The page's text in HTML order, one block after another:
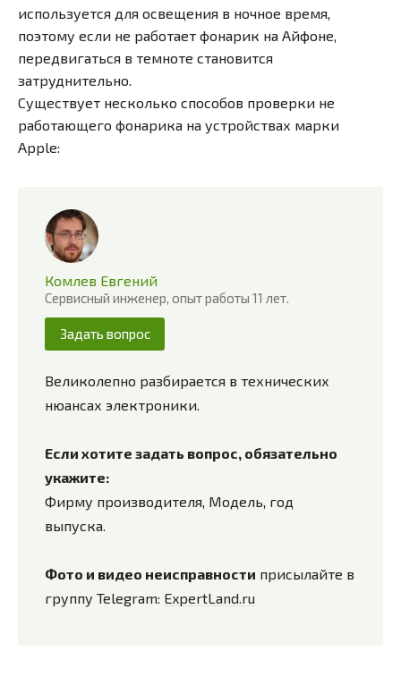
используется для освещения в ночное время,
поэтому если не работает фонарик на Айфоне,
передвигаться в темноте становится
затруднительно.
Существует несколько способов проверки не
работающего фонарика на устройствах марки
Apple:
Комлев Евгений
Сервисный инженер, опыт работы 11 лет.
Задать вопрос
Великолепно разбирается в технических
нюансах электроники.
Если хотите задать вопрос, обязательно
укажите:
Фирму производителя, Модель, год
выпуска.
Фото и видео неисправности присылайте в
группу Telegram: ExpertLand.ru